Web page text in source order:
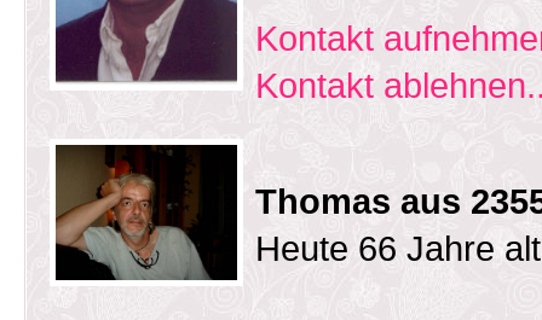
Kontakt
Kontakt
Thomas aus
Heute 66 Jahre